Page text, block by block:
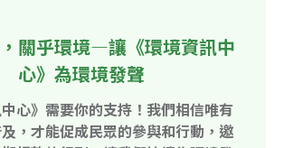
關乎環境—讓《環境資訊中
心》為環境發聲
中心》需要你的支持！我們相信唯有
，才能促成民眾的參與和行動，邀